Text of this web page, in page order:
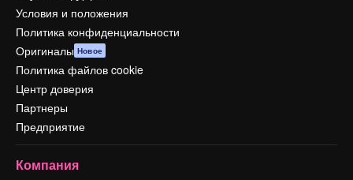
Условия и положения
Политика конфиденциальности
Оригиналы Новое
Политика файлов cookie
Центр доверия
Партнеры
Предприятие
Компания